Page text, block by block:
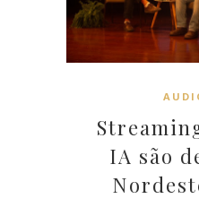
IA são